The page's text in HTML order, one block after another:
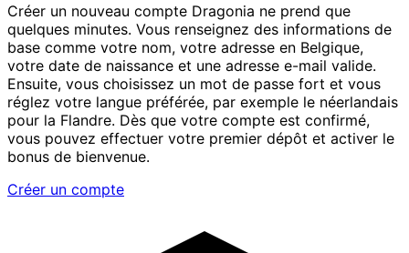
Créer un nouveau compte Dragonia ne prend que
quelques minutes. Vous renseignez des informations de
base comme votre nom, votre adresse en Belgique,
votre date de naissance et une adresse e-mail valide.
Ensuite, vous choisissez un mot de passe fort et vous
réglez votre langue préférée, par exemple le néerlandais
pour la Flandre. Dès que votre compte est confirmé,
vous pouvez effectuer votre premier dépôt et activer le
bonus de bienvenue.
Créer un compte